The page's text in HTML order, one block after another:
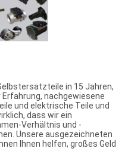
in 15 Jahren,
nachgewiesene
und elektrische Teile und
dass wir ein
Verhältnis und -
Unsere ausgezeichneten
Ihnen helfen, großes Geld